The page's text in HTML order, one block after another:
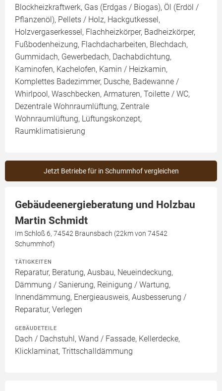
Blockheizkraftwerk, Gas (Erdgas / Biogas), Öl (Erdöl /
Pflanzenöl), Pellets / Holz, Hackgutkessel,
Holzvergaserkessel, Flachheizkörper, Badheizkörper,
Fußbodenheizung, Flachdacharbeiten, Blechdach,
Gummidach, Gewerbedach, Dachabdichtung,
Kaminofen, Kachelofen, Kamin / Heizkamin,
Komplettes Badezimmer, Dusche, Badewanne /
Whirlpool, Waschbecken, Armaturen, Toilette / WC,
Dezentrale Wohnraumlüftung, Zentrale
Wohnraumlüftung, Lüftungskonzept,
Raumklimatisierung
Jetzt Betriebe für in Schummhof vergleichen
Gebäudeenergieberatung und Holzbau
Martin Schmidt
Im Schloß 6, 74542 Braunsbach (22km von 74542
Schummhof)
TÄTIGKEITEN
Reparatur, Beratung, Ausbau, Neueindeckung,
Dämmung / Sanierung, Reinigung / Wartung,
Innendämmung, Energieausweis, Ausbesserung /
Reparatur, Verlegen
GEBÄUDETEILE
Dach / Dachstuhl, Wand / Fassade, Kellerdecke,
Klicklaminat, Trittschalldämmung